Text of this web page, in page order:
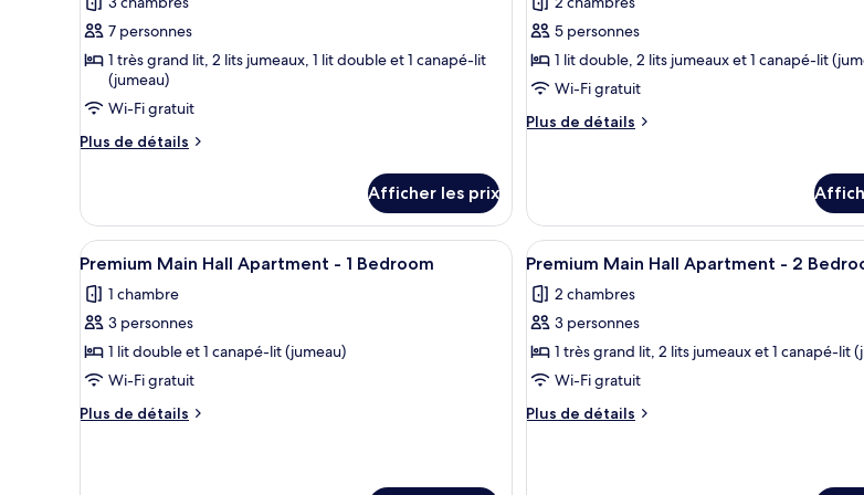
photos
pour
ce
type
de
chambre :
-
Three
Bedrooms
7 personnes
1 très grand lit, 2 lits jumeaux, 1 lit double et 1 canapé-lit
(jumeau)
Wi-Fi gratuit
Plus de détails
Plus
Family
Terrace
-
Bedrooms
Afficher les prix
photos
pour
ce
type
chambre :
2
Bedroom
&
Sofa
Bed
5 personnes
1 lit double, 2 lits jumeaux et 1 canapé-lit
Wi-Fi gratuit
Plus de détails
Plus
Apartment
Bedroom
Sofa
Bed
Afficher
toutes
les
photos
pour
ce
type
de
Une chambre d’hôtel avec un lit, un bureau, un téléphone et une lampe.
7
Premium Main Hall Apartment - 1 Bedroom
1 chambre
3 personnes
1 lit double et 1 canapé-lit (jumeau)
Wi-Fi gratuit
Plus de détails
Plus
Afficher
toutes
les
photos
pour
ce
type
de
Une chambre à
5
Premium Main Hall Apartment - 2
2 chambres
3 personnes
1 très grand lit, 2 lits jumeaux et 1 canapé-lit
Wi-Fi gratuit
Plus de détails
Plus